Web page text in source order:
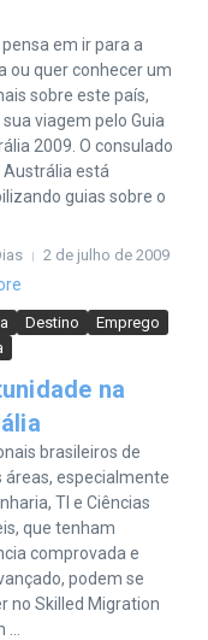
em ir para a
ou quer conhecer um
sobre este país,
viagem pelo Guia
2009. O consulado
Austrália está
guias sobre o
2 de julho de 2009
Destino
Emprego
na
brasileiros de
áreas, especialmente
TI e Ciências
que tenham
comprovada e
podem se
no Skilled Migration